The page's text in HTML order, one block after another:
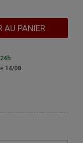
AU PANIER
14/08